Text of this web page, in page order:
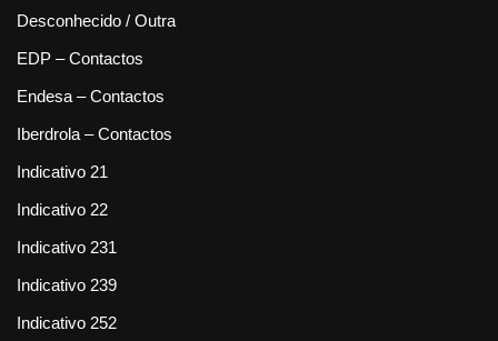
Desconhecido / Outra
EDP – Contactos
Endesa – Contactos
Iberdrola – Contactos
Indicativo 21
Indicativo 22
Indicativo 231
Indicativo 239
Indicativo 252